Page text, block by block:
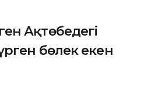
Ақтөбедегі
бөлек екен